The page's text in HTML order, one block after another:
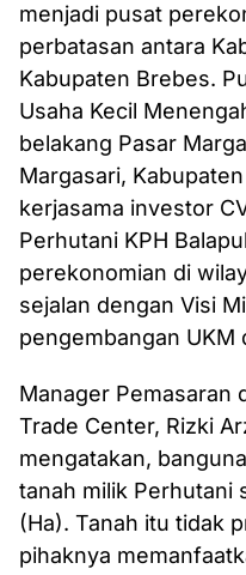
menjadi pusat
perbatasan antara
Kabupaten Brebes.
Usaha Kecil
belakang Pasar
Margasari,
kerjasama investor
Perhutani KPH
perekonomian di
sejalan dengan Visi
pengembangan UKM
Manager Pemasaran
Trade Center, Rizki
mengatakan,
tanah milik Perhutani
(Ha). Tanah itu tidak
pihaknya